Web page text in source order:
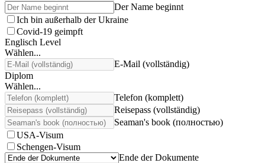
Der Name beginnt
Ich bin außerhalb der Ukraine
Covid-19 geimpft
Englisch Level
Wählen...
E-Mail (vollständig)
Diplom
Wählen...
Telefon (komplett)
Reisepass (vollständig)
Seaman's book (полностью)
USA-Visum
Schengen-Visum
Ende der Dokumente